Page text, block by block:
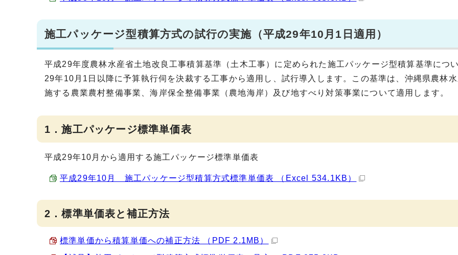
施工パッケージ型積算方式の試行の実施（平成29年10月1日適用）
平成29年度農林水産省土地改良工事積算基準（土木工事）に定められた施工パッケージ型積算基準につ
29年10月1日以降に予算執行伺を決裁する工事から適用し、試行導入します。この基準は、沖縄県農林
施する農業農村整備事業、海岸保全整備事業（農地海岸）及び地すべり対策事業について適用します。
1．施工パッケージ標準単価表
平成29年10月から適用する施工パッケージ標準単価表
平成29年10月 施工パッケージ型積算方式標準単価表 （Excel 534.1KB）
2．標準単価表と補正方法
標準単価から積算単価への補正方法 （PDF 2.1MB）